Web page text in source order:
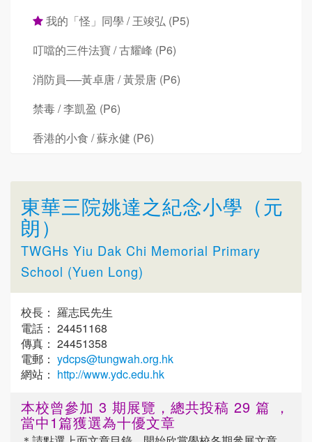
我的「怪」同學 / 王竣弘 (P5)
叮噹的三件法寶 / 古耀峰 (P6)
消防員──黃卓唐 / 黃景唐 (P6)
禁毒 / 李凱盈 (P6)
香港的小食 / 蘇永健 (P6)
東華三院姚達之紀念小學（元
朗）
TWGHs Yiu Dak Chi Memorial Primary
School (Yuen Long)
校長： 羅志民先生
電話： 24451168
傳真： 24451358
電郵： ydcps@tungwah.org.hk
網站： http://www.ydc.edu.hk
本校曾參加 3 期展覽，總共投稿 29 篇 ，
當中1篇獲選為十優文章